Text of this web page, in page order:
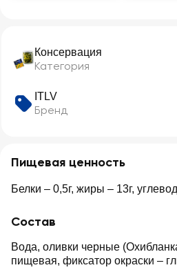
Консервация
Категория
ITLV
Бренд
Пищевая ценность
Белки – 0,5г, жиры – 13г,
Состав
Вода, оливки черные
пищевая, фиксатор окраски –